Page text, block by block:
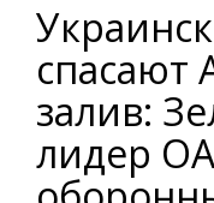
спасают
залив:
лидер